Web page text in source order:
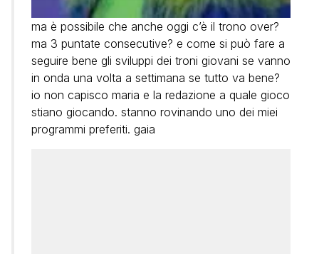
ma è possibile che anche oggi c’è il trono over?
ma 3 puntate consecutive? e come si può fare a
seguire bene gli sviluppi dei troni giovani se vanno
in onda una volta a settimana se tutto va bene?
io non capisco maria e la redazione a quale gioco
stiano giocando. stanno rovinando uno dei miei
programmi preferiti. gaia